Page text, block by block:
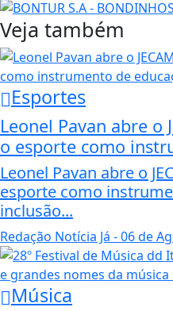
Veja também
Esportes
Leonel Pavan abre o
o esporte como
Leonel Pavan abre o
esporte como
inclusão...
Redação Notícia Já - 06 de
Música